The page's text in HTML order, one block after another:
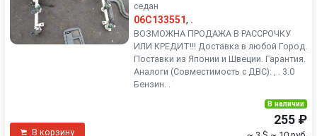
седан
06C133551, .
ВОЗМОЖНА ПРОДАЖА В РАССРОЧКУ
ИЛИ КРЕДИТ!!! Доставка в любой Город.
Поставки из Японии и Швеции. Гарантия.
Аналоги (Совместимость с ДВС): , . 3.0
Бензин. .
В корзину
В наличии
255 ₽